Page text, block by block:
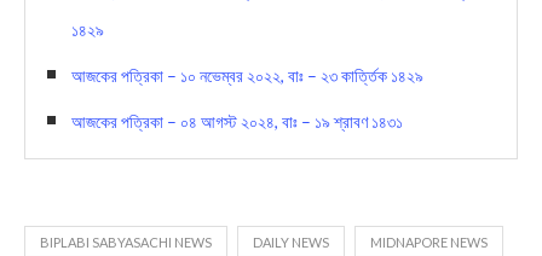
১৪২৯
আজকের পত্রিকা – ১০ নভেম্বর ২০২২, বাঃ – ২৩ কার্ত্তিক ১৪২৯
আজকের পত্রিকা – ০৪ আগস্ট ২০২৪, বাঃ – ১৯ শ্রাবণ ১৪৩১
BIPLABI SABYASACHI NEWS DAILY NEWS MIDNAPORE NEWS